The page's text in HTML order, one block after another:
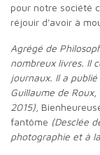
pour notre société
réjouir d'avoir à
Agrégé de
nombreux livres. Il
journaux. Il a
Guillaume de Roux,
2015),
fantôme (Desclée
photographie et à